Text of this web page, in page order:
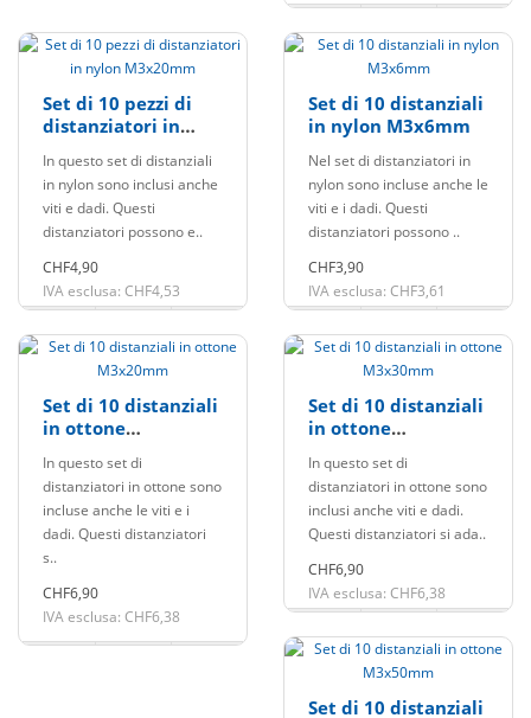
Set di 10 pezzi di
distanziatori in
In questo set di distanziali
in nylon sono inclusi anche
viti e dadi. Questi
distanziatori possono e..
CHF4,90
IVA esclusa: CHF4,53
Set di 10 distanziali
in nylon M3x6mm
Nel set di distanziatori in
nylon sono incluse anche le
viti e i dadi. Questi
distanziatori possono ..
CHF3,90
IVA esclusa: CHF3,61
Set di 10 distanziali
in ottone
In questo set di
distanziatori in ottone sono
incluse anche le viti e i
dadi. Questi distanziatori
s..
CHF6,90
IVA esclusa: CHF6,38
Set di 10 distanziali
in ottone
In questo set di
distanziatori in ottone sono
inclusi anche viti e dadi.
Questi distanziatori si ada..
CHF6,90
IVA esclusa: CHF6,38
Set di 10 distanziali